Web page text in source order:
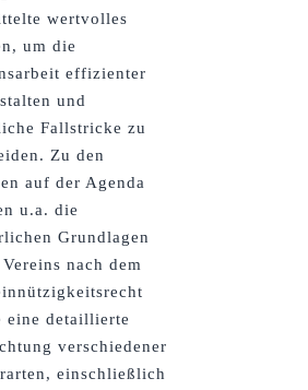
wertvolles
um die
effizienter
und
Fallstricke zu
Zu den
auf der Agenda
u.a. die
Grundlagen
nach dem
eine detaillierte
verschiedener
einschließlich